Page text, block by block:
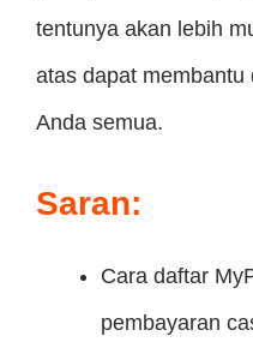
tentunya akan lebih
atas dapat membantu
Anda semua.
Saran:
Cara daftar
pembayaran